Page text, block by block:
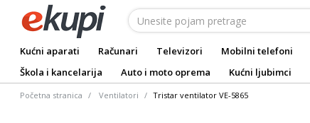
Kućni aparati Računari Televizori Mobilni telefoni
Škola i kancelarija
Auto i moto oprema Kućni ljubimci
Početna stranica Ventilatori Tristar ventilator VE-5865